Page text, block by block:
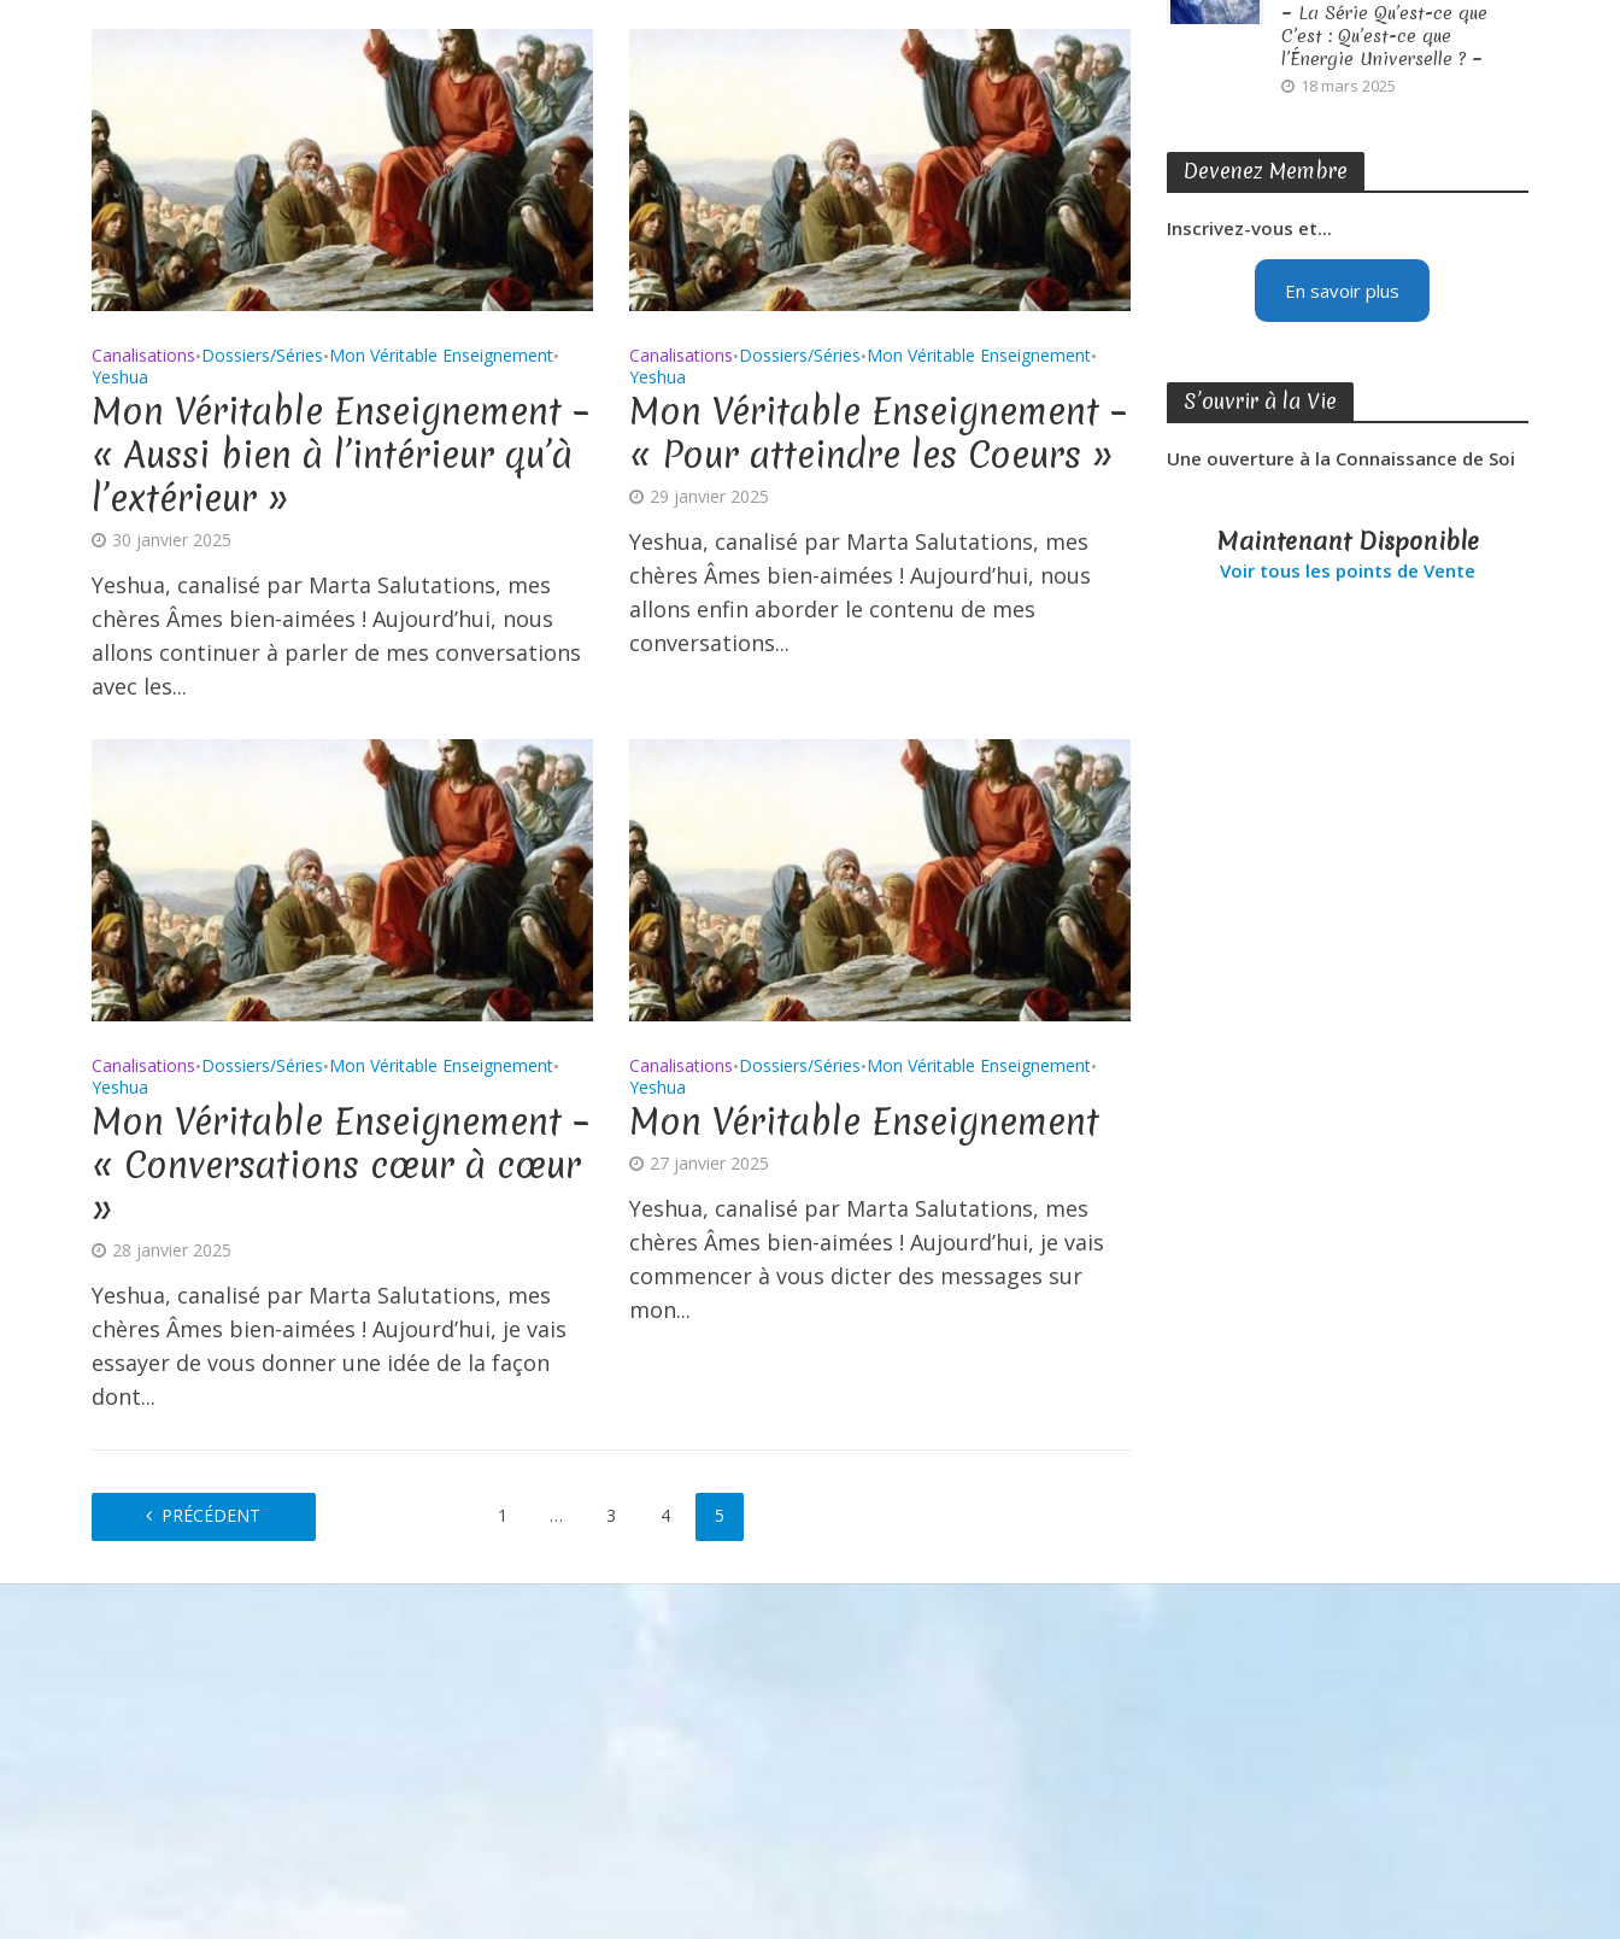
Canalisations•Dossiers/Séries•Mon Véritable Enseignement•
Yeshua
Mon Véritable Enseignement –
« Aussi bien à l’intérieur qu’à
l’extérieur »
30 janvier 2025
Yeshua, canalisé par Marta Salutations, mes
chères Âmes bien-aimées ! Aujourd’hui, nous
allons continuer à parler de mes conversations
avec les...
Canalisations•Dossiers/Séries•Mon Véritable Enseignement•
Yeshua
Mon Véritable Enseignement –
« Pour atteindre les Coeurs »
29 janvier 2025
Yeshua, canalisé par Marta Salutations, mes
chères Âmes bien-aimées ! Aujourd’hui, nous
allons enfin aborder le contenu de mes
conversations...
Canalisations•Dossiers/Séries•Mon Véritable Enseignement•
Yeshua
Mon Véritable Enseignement –
« Conversations cœur à cœur
»
28 janvier 2025
Yeshua, canalisé par Marta Salutations, mes
chères Âmes bien-aimées ! Aujourd’hui, je vais
essayer de vous donner une idée de la façon
dont...
Canalisations•Dossiers/Séries•Mon Véritable Enseignement•
Yeshua
Mon Véritable Enseignement
27 janvier 2025
Yeshua, canalisé par Marta Salutations, mes
chères Âmes bien-aimées ! Aujourd’hui, je vais
commencer à vous dicter des messages sur
mon...
PRÉCÉDENT 1 … 3 4 5
~ La Série Qu’est-ce que
C’est : Qu’est-ce que
l’Énergie Universelle ? ~
18 mars 2025
Devenez Membre
Inscrivez-vous et...
En savoir plus
S’ouvrir à la Vie
Une ouverture à la Connaissance de Soi
Maintenant Disponible
Voir tous les points de Vente